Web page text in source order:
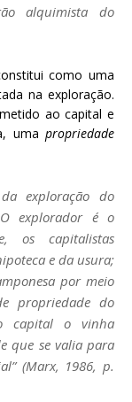
alquimista do
como uma
na exploração.
ao capital e
uma propriedade
exploração do
explorador é o
os capitalistas
e da usura;
por meio
propriedade do
capital o vinha
que se valia para
(Marx, 1986, p.